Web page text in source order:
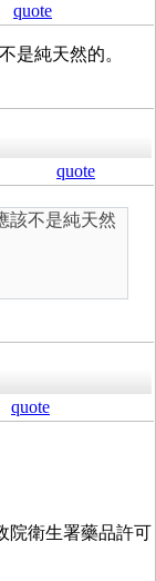
quote
是純天然的。
quote
該不是純天然
quote
院衛生署藥品許可